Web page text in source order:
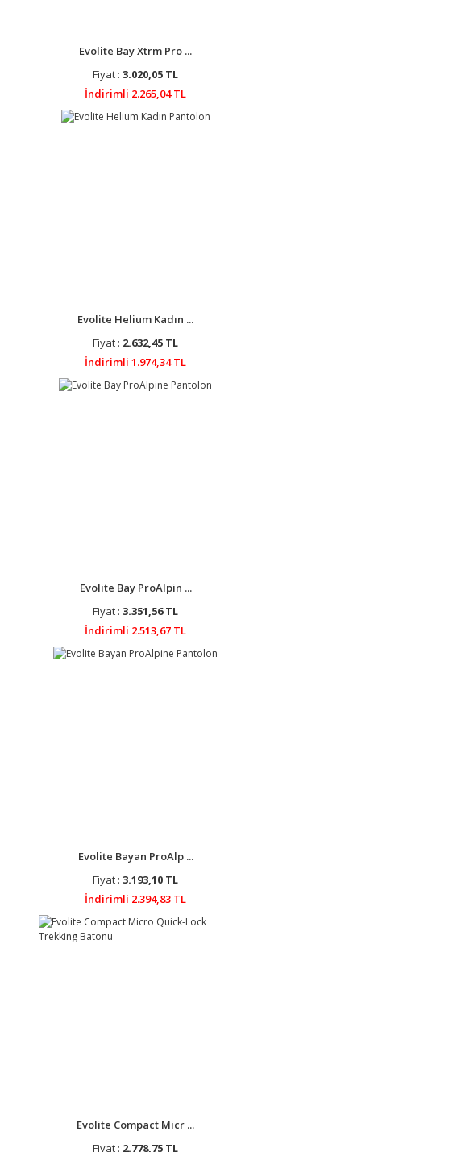
Evolite Bay Xtrm Pro ...
Fiyat : 3.020,05 TL
İndirimli 2.265,04 TL
Evolite Helium Kadın ...
Fiyat : 2.632,45 TL
İndirimli 1.974,34 TL
Evolite Bay ProAlpin ...
Fiyat : 3.351,56 TL
İndirimli 2.513,67 TL
Evolite Bayan ProAlp ...
Fiyat : 3.193,10 TL
İndirimli 2.394,83 TL
Evolite Compact Micr ...
Fiyat : 2.778,75 TL